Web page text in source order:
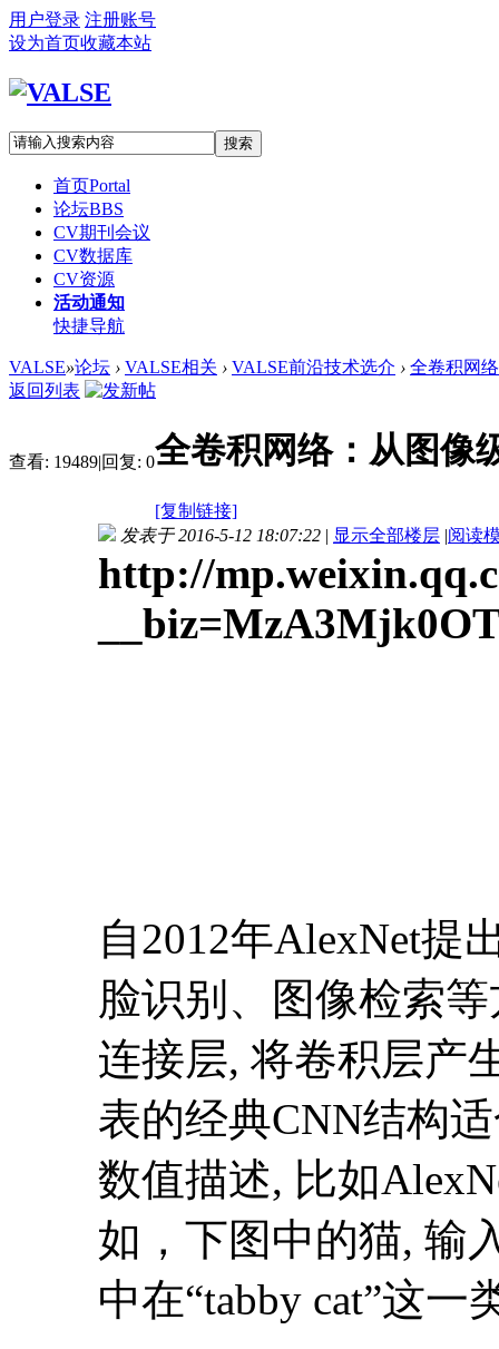
用户登录 注册账号
设为首页收藏本站
搜索
首页Portal
论坛BBS
CV期刊会议
CV数据库
CV资源
活动通知
快捷导航
VALSE»论坛 › VALSE相关 › VALSE前沿技术选介 › 全卷积网
返回列表
查看: 19489|回复: 0全卷积网络：从图像
[复制链接]
发表于 2016-5-12 18:07:22 | 显示全部楼层 |阅读
http://
自2012年AlexNet提
脸识别、图像检索
连接层, 将卷积层产
表的经典CNN结构
数值描述, 比如
如，下图中的猫, 输
中在“tabby cat”这一